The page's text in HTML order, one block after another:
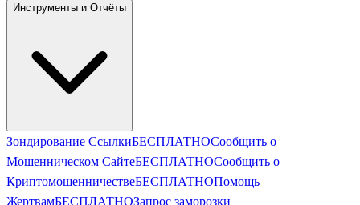
Инструменты и Отчёты
Зондирование СсылкиБЕСПЛАТНОСообщить о
Мошенническом СайтеБЕСПЛАТНОСообщить о
КриптомошенничествеБЕСПЛАТНОПомощь
ЖертвамБЕСПЛАТНОЗапрос заморозки